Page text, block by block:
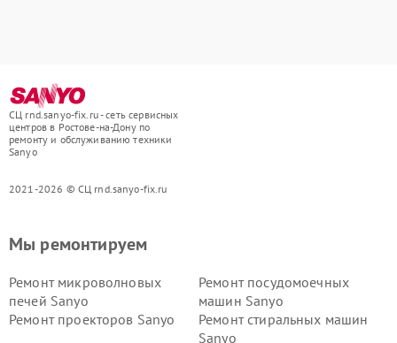
СЦ rnd.sanyo-fix.ru - сеть сервисных
центров в Ростове-на-Дону по
ремонту и обслуживанию техники
Sanyo
2021-2026 © СЦ rnd.sanyo-fix.ru
Мы ремонтируем
Ремонт микроволновых
печей Sanyo
Ремонт посудомоечных
машин Sanyo
Ремонт проекторов Sanyo
Ремонт стиральных машин
Sanyo